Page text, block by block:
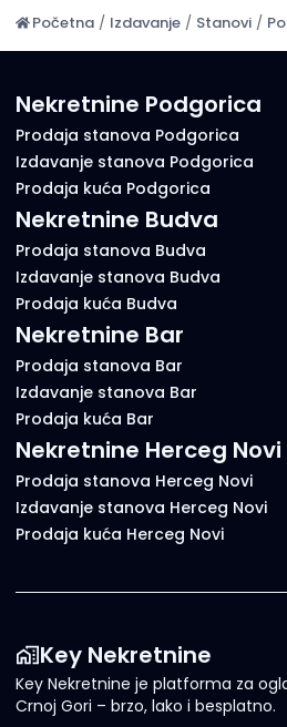
Početna / Izdavanje / Stanovi /
Nekretnine Podgorica
Prodaja stanova Podgorica
Izdavanje stanova Podgorica
Prodaja kuća Podgorica
Nekretnine Budva
Prodaja stanova Budva
Izdavanje stanova Budva
Prodaja kuća Budva
Nekretnine Bar
Prodaja stanova Bar
Izdavanje stanova Bar
Prodaja kuća Bar
Nekretnine Herceg Novi
Prodaja stanova Herceg Novi
Izdavanje stanova Herceg Novi
Prodaja kuća Herceg Novi
Key Nekretnine
Key Nekretnine je platforma za
Crnoj Gori – brzo, lako i besplatno.